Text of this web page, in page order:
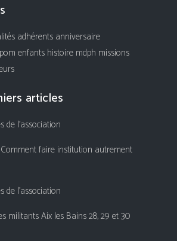
adhérents anniversaire
enfants histoire mdph missions
articles
de l’association
faire institution autrement
de l’association
militants Aix les Bains 28, 29 et 30